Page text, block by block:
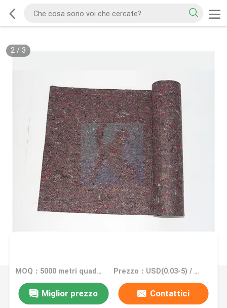
2/ 3
MOQ：5000 metri quadri, 10000 metri quadri con stampa Prezzo：USD(0.03-5) / square meter
Miglior prezzo Contattici